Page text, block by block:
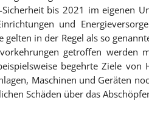
bis 2021 im eigenen
und
gelten in der Regel als so
getroffen werden
begehrte Ziele
Maschinen und Geräten
Schäden über das